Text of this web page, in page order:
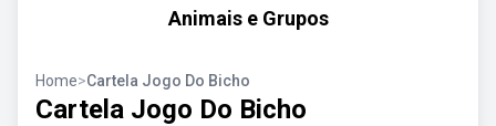
Animais e Grupos
Home>Cartela Jogo Do Bicho
Cartela Jogo Do Bicho